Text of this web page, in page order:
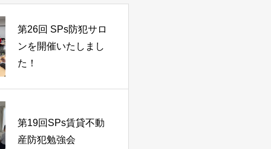
第26回 SPs防犯サロ
ンを開催いたしまし
た！
第19回SPs賃貸不動
産防犯勉強会